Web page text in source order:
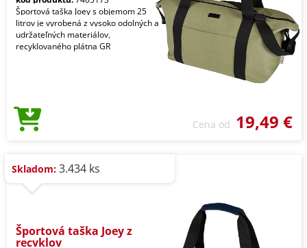
Športová taška Joey s objemom 25
litrov je vyrobená z vysoko odolných a
udržateľných materiálov,
recyklovaného plátna GR
Cena od 19,49 €
Skladom: 3.434 ks
Športová taška Joey z
recyklov